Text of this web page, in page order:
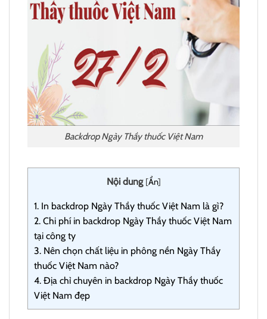
Backdrop Ngày Thầy thuốc Việt Nam
Nội dung [Ẩn]
1. In backdrop Ngày Thầy thuốc Việt Nam là gì?
2. Chi phí in backdrop Ngày Thầy thuốc Việt Nam
tại công ty
3. Nên chọn chất liệu in phông nền Ngày Thầy
thuốc Việt Nam nào?
4. Địa chỉ chuyên in backdrop Ngày Thầy thuốc
Việt Nam đẹp